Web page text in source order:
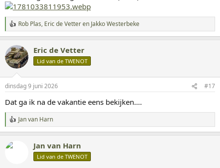
W
a
r
d
e
i
n
e
n
Rob Plas, Eric de Vetteren Jakko Westerbeke
Eric de Vetter
Lid van de TWENOT
dinsdag 9 juni 2026 #17
Dat ga ik na de vakantie eens bekijken....
W
a
r
Jan van Harn
Jan van Harn
Lid van de TWENOT